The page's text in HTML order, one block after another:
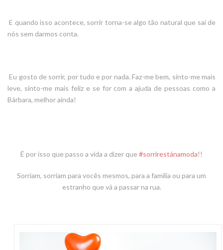
E quando isso acontece, sorrir torna-se algo tão natural que sai de
nós sem darmos conta.
Eu gosto de sorrir, por tudo e por nada. Faz-me bem, sinto-me mais
leve, sinto-me mais feliz e se for com a ajuda de pessoas como a
Bárbara, melhor ainda!
É por isso que passo a vida a dizer que #sorrirestánamoda!!
Sorriam, sorriam para vocês mesmos, para a família ou para um
estranho que vá a passar na rua.